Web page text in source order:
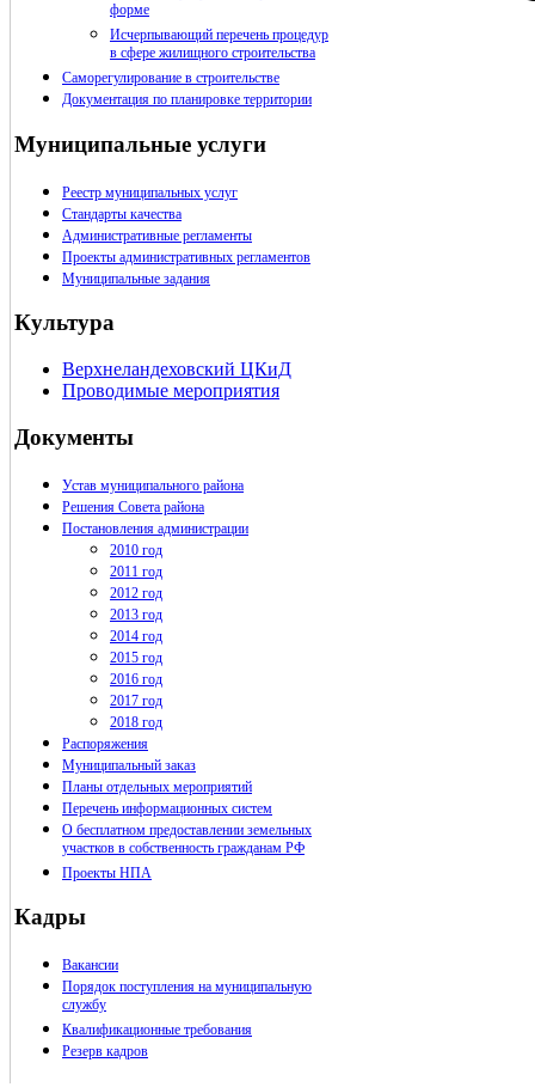
форме
Исчерпывающий перечень процедур
в сфере жилищного строительства
Саморегулирование в строительстве
Документация по планировке территории
Муниципальные услуги
Реестр муниципальных услуг
Стандарты качества
Административные регламенты
Проекты административных регламентов
Муниципальные задания
Культура
Верхнеландеховский ЦКиД
Проводимые мероприятия
Документы
Устав муниципального района
Решения Совета района
Постановления администрации
2010 год
2011 год
2012 год
2013 год
2014 год
2015 год
2016 год
2017 год
2018 год
Распоряжения
Муниципальный заказ
Планы отдельных мероприятий
Перечень информационных систем
О бесплатном предоставлении земельных
участков в собственность гражданам РФ
Проекты НПА
Кадры
Вакансии
Порядок поступления на муниципальную
службу
Квалификационные требования
Резерв кадров